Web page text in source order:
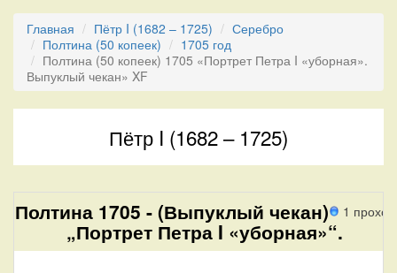
Главная Пётр I (1682 – 1725)
Серебро
Полтина (50 копеек)
1705 год
Полтина (50 копеек) 1705 «Портрет Петра I «уборная».
Выпуклый чекан» XF
Пётр I (1682 – 1725)
1 проход
Полтина 1705 - (Выпуклый чекан)
„Портрет Петра I «уборная»“.